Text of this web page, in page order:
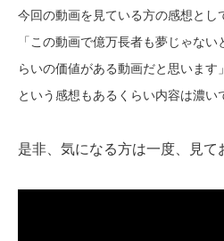
今回の動画を見ている方の感想とし
「 この動画で億万長者も夢じゃない
らいの価値がある動画だと思います」
という感想もあるくらい内容は濃い
是非、気になる方は一度、見て